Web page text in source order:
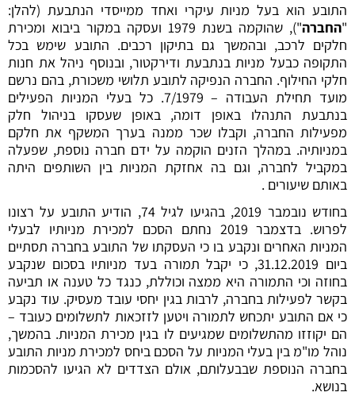
התובע הוא בעל מניות עיקרי ואחד ממייסדי הנתבעת (להלן:
"החברה
"), שהוקמה בשנת 1979 ועסקה במקור ביבוא ומכירת
חלקים לרכב, ובהמשך גם בתיקון רכבים. התובע שימש בכל
התקופה כבעל מניות בנתבעת ודירקטור, ובנוסף ניהל את חנות
חלקי החילוף. החברה הנפיקה לתובע תלושי משכורת, בהם נרשם
מועד תחילת העבודה – 7/1979. כל בעלי המניות הפעילים
בנתבעת התנהלו באופן דומה, באופן שעסקו בניהול חלק
מפעילות החברה, וקבלו שכר ממנה בערך המשקף את חלקם
במניותיה. במהלך הזנים הוקמה על ידם חברה נוספת, שפעלה
במקביל לחברה, וגם בה אחזקת המניות בין השותפים היתה
באותם שיעורים .
בחודש נובמבר 2019, בהגיעו לגיל 74, הודיע התובע על רצונו
לפרוש. בדצמבר 2019 נחתם הסכם למכירת מניותיו לבעלי
המניות האחרים ונקבע בו כי העסקתו של התובע בחברה תסתיים
ביום 31.12.2019, כי יקבל תמורה בעד מניותיו בסכום שנקבע
בחוזה וכי התמורה היא ממצה וכוללת, כנגד כל טענה או תביעה
בקשר לפעילות בחברה, לרבות בגין יחסי עובד מעסיק. עוד נקבע
כי אם התובע יתכחש לתמורה ויטען לזזכאות לתשלומים כעובד –
הם יקוזזו מהתשלומים שמגיעים לו בגין מכירת המניות. בהמשך,
נוהל מו"מ בין בעלי המניות על הסכם ביחס למכירת מניות התובע
בחברה הנוספת שבבעלותם, אולם הצדדים לא הגיעו להסכמות
בנושא.